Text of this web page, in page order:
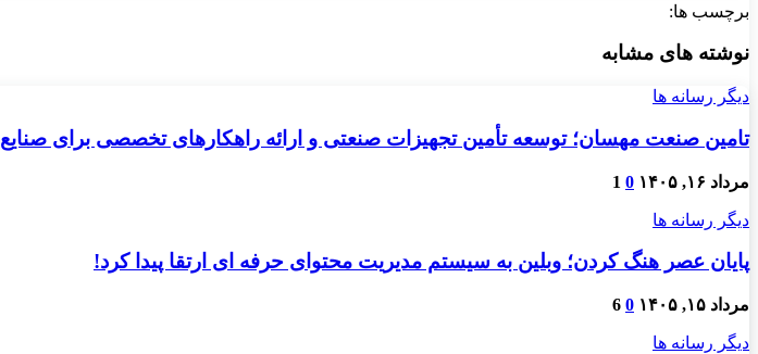
برچسب ها:
نوشته های مشابه
دیگر رسانه ها
تامین صنعت مهسان؛ توسعه تأمین تجهیزات صنعتی و ارائه راهکارهای تخصصی برای صنایع
مرداد ۱۶, ۱۴۰۵ 0
1
دیگر رسانه ها
پایان عصر هنگ کردن؛ وبلین به سیستم مدیریت محتوای حرفه ای ارتقا پیدا کرد!
مرداد ۱۵, ۱۴۰۵ 0
6
دیگر رسانه ها